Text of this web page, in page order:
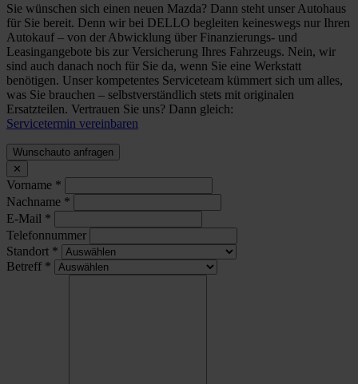
Sie wünschen sich einen neuen Mazda? Dann steht unser Autohaus
für Sie bereit. Denn wir bei DELLO begleiten keineswegs nur Ihren
Autokauf – von der Abwicklung über Finanzierungs- und
Leasingangebote bis zur Versicherung Ihres Fahrzeugs. Nein, wir
sind auch danach noch für Sie da, wenn Sie eine Werkstatt
benötigen. Unser kompetentes Serviceteam kümmert sich um alles,
was Sie brauchen – selbstverständlich stets mit originalen
Ersatzteilen. Vertrauen Sie uns? Dann gleich:
Servicetermin vereinbaren
Wunschauto anfragen
✕
Vorname *
Nachname *
E-Mail *
Telefonnummer
Standort *
Betreff *